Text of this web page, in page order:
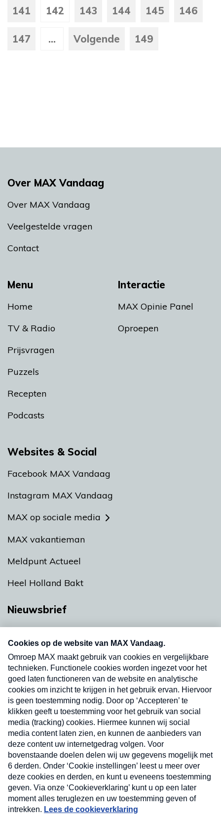
141 142 143 144 145 146
147 ... Volgende 149
Menu
Home
TV & Radio
Prijsvragen
Puzzels
Recepten
Podcasts
Interactie
MAX Opinie Panel
Oproepen
Over MAX Vandaag
Over MAX Vandaag
Veelgestelde vragen
Contact
Websites & Social
Facebook MAX Vandaag
Instagram MAX Vandaag
MAX op sociale media
MAX vakantieman
Meldpunt Actueel
Heel Holland Bakt
Nieuwsbrief
nieuwsbrief. Elke vrijdag- en dinsdagochtend in
uw mailbox.
Verzend
Nieuwsbrief
Neem hier een gratis abonnement op onze
nieuwsbrief. Elke vrijdag- en dinsdagochtend in uw